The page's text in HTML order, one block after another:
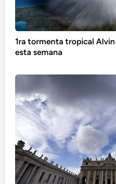
1ra tormenta tropical
esta semana